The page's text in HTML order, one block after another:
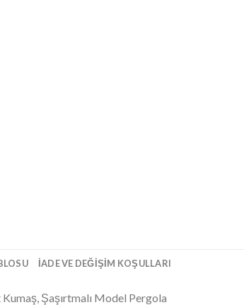
İADE VE DEĞIŞIM KOŞULLARI
Şaşırtmalı Model Pergola